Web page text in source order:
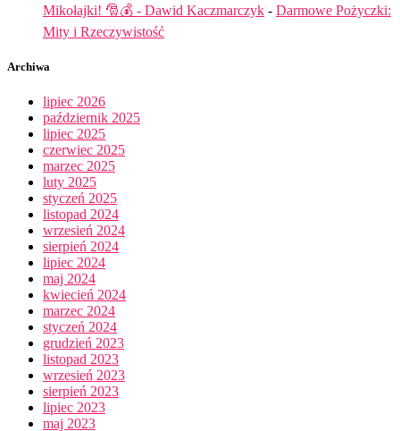
Mikołajki! 🎅💰 - Dawid Kaczmarczyk - Darmowe Pożyczki:
Mity i Rzeczywistość
Archiwa
lipiec 2026
październik 2025
lipiec 2025
czerwiec 2025
marzec 2025
luty 2025
styczeń 2025
listopad 2024
wrzesień 2024
sierpień 2024
lipiec 2024
maj 2024
kwiecień 2024
marzec 2024
styczeń 2024
grudzień 2023
listopad 2023
wrzesień 2023
sierpień 2023
lipiec 2023
maj 2023